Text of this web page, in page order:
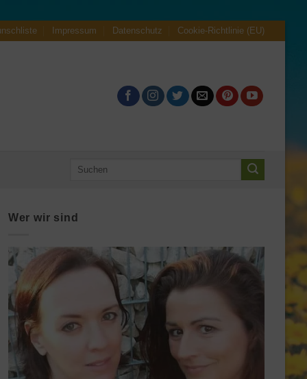
Impressum Datenschutz Cookie-Richtlinie (EU)
Suche
Wer wir sind